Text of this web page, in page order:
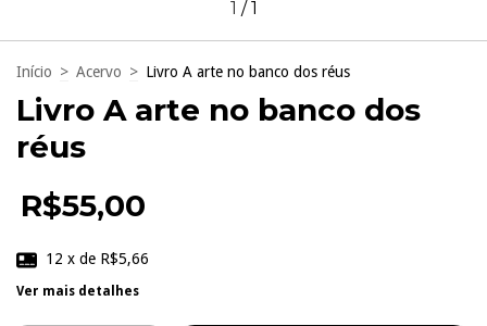
1 /1
Início > Acervo > Livro A arte no banco dos réus
Livro A arte no banco dos
réus
R$55,00
12 x de R$5,66
Ver mais detalhes